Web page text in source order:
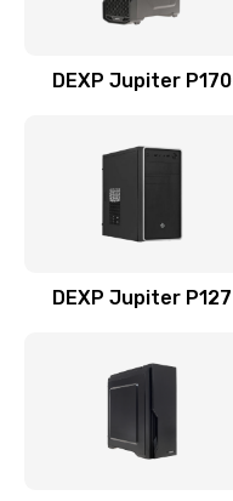
DEXP Jupiter P170
DEXP Jupiter P127